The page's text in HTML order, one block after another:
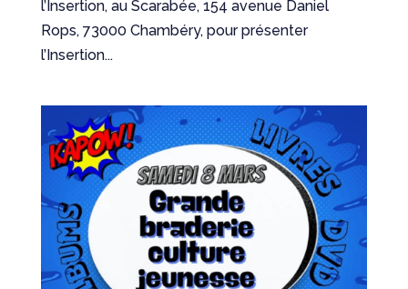
l’Insertion, au Scarabée, 154 avenue Daniel
Rops, 73000 Chambéry, pour présenter
l’Insertion...